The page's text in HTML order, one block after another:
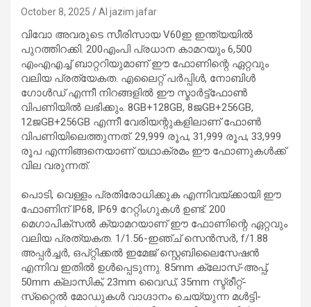
October 8, 2025 Al jazim jafar
വിവോ അവരുടെ സീരിസായ V60ഇ ഇന്ത്യയില്‍
പുറത്തിറക്കി. 200എംപി പ്രധാന കാമറയും 6,500
എംഎഎച്ച് ബാറ്ററിയുമാണ് ഈ ഫോണിന്റെ ഏറ്റവും
വലിയ പ്രത്യേകത. എലൈറ്റ് പര്‍പ്പിള്‍, നോബിള്‍
ഗോള്‍ഡ് എന്നീ നിറങ്ങളില്‍ ഈ സ്മാര്‍ട്ട്‌ഫോണ്‍
വിപണിയില്‍ ലഭിക്കും. 8GB+128GB, 8ജGB+256GB,
12ജGB+256GB എന്നീ വേരിയന്റുകളിലാണ് ഫോണ്‍
വിപണിയിലെത്തുന്നത്. 29,999 രൂപ, 31,999 രൂപ, 33,999
രൂപ എന്നിങ്ങനെയാണ് യഥാക്രമം ഈ ഫോണുകള്‍ക്ക്
വില വരുന്നത്.
പൊടി, വെള്ളം പ്രതിരോധിക്കുക എന്നിവയ്ക്കായി ഈ
ഫോണിന് IP68, IP69 റേറ്റിംഗുകള്‍ ഉണ്ട്. 200
മെഗാപിക്‌സല്‍ ക്യാമറയാണ് ഈ ഫോണിന്റെ ഏറ്റവും
വലിയ പ്രത്യകത. 1/1.56-ഇഞ്ച് സെന്‍സര്‍, f/1.88
അപ്പര്‍ച്ചര്‍, ഒപ്റ്റിക്കല്‍ ഇമേജ് സ്റ്റെബിലൈസേഷന്‍
എന്നിവ ഇതില്‍ ഉള്‍പ്പെടുന്നു. 85mm ക്ലോസ്-അപ്പ്,
50mm ക്ലാസിക്, 23mm വൈഡ്, 35mm സ്ട്രീറ്റ്-
സ്‌റ്റൈല്‍ മോഡുകള്‍ വാഗ്ദാനം ചെയ്യുന്ന മള്‍ട്ടി-